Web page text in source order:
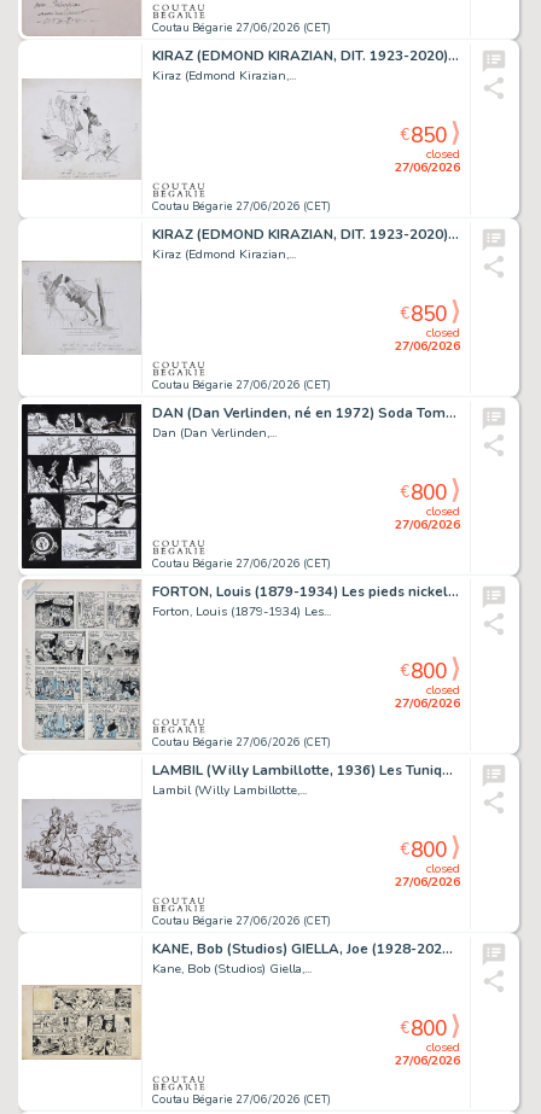
Coutau Bégarie 27/06/2026 (CET)
KIRAZ (EDMOND KIRAZIAN, DIT. 1923-2020) Les Parisiennes....
Kiraz (Edmond Kirazian,...
Coutau Bégarie 27/06/2026 (CET)
closed
27/06/2026
€850
KIRAZ (EDMOND KIRAZIAN, DIT. 1923-2020) Les Parisiennes....
Kiraz (Edmond Kirazian,...
Coutau Bégarie 27/06/2026 (CET)
closed
27/06/2026
€850
DAN (Dan Verlinden, né en 1972) Soda Tome 13, Résurrection,...
Dan (Dan Verlinden,...
Coutau Bégarie 27/06/2026 (CET)
closed
27/06/2026
€800
FORTON, Louis (1879-1934) Les pieds nickelés. Encre...
Forton, Louis (1879-1934) Les...
Coutau Bégarie 27/06/2026 (CET)
closed
27/06/2026
€800
LAMBIL (Willy Lambillotte, 1936) Les Tuniques bleues....
Lambil (Willy Lambillotte,...
Coutau Bégarie 27/06/2026 (CET)
closed
27/06/2026
€800
KANE, Bob (Studios) GIELLA, Joe (1928-2023) Batman,...
Kane, Bob (Studios) Giella,...
Coutau Bégarie 27/06/2026 (CET)
closed
27/06/2026
€800